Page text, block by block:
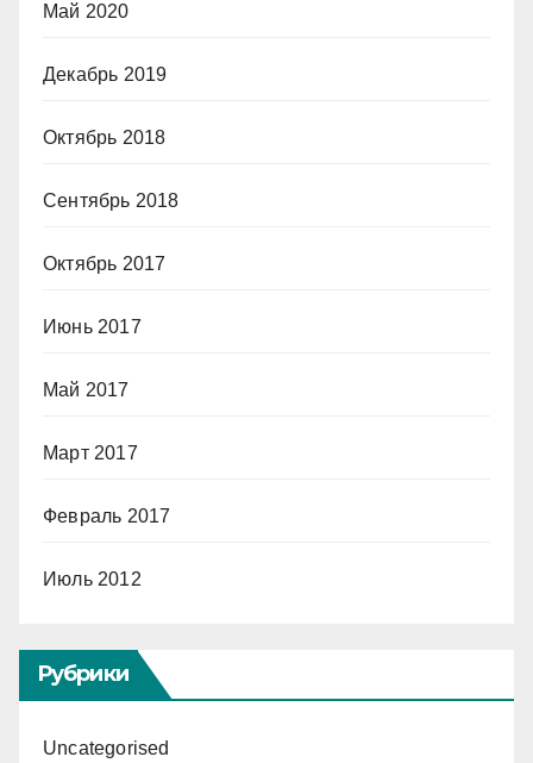
Май 2020
Декабрь 2019
Октябрь 2018
Сентябрь 2018
Октябрь 2017
Июнь 2017
Май 2017
Март 2017
Февраль 2017
Июль 2012
Рубрики
Uncategorised